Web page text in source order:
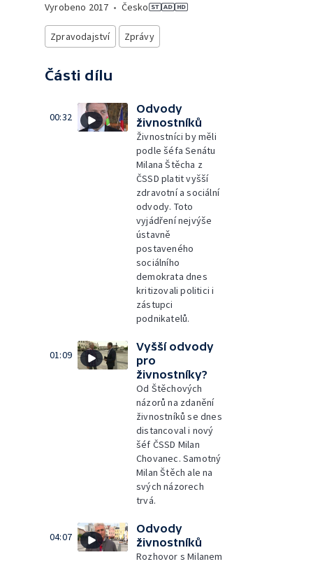
Vyrobeno 2017 • Česko
Zpravodajství Zprávy
Části dílu
00:32
Odvody
živnostníků
Živnostníci by měli
podle šéfa Senátu
Milana Štěcha z
ČSSD platit vyšší
zdravotní a sociální
odvody. Toto
vyjádření nejvýše
ústavně
postaveného
sociálního
demokrata dnes
kritizovali politici i
zástupci
podnikatelů.
01:09
Vyšší odvody
pro
živnostníky?
Od Štěchových
názorů na zdanění
živnostníků se dnes
distancoval i nový
šéf ČSSD Milan
Chovanec. Samotný
Milan Štěch ale na
svých názorech
trvá.
04:07
Odvody
živnostníků
Rozhovor s Milanem